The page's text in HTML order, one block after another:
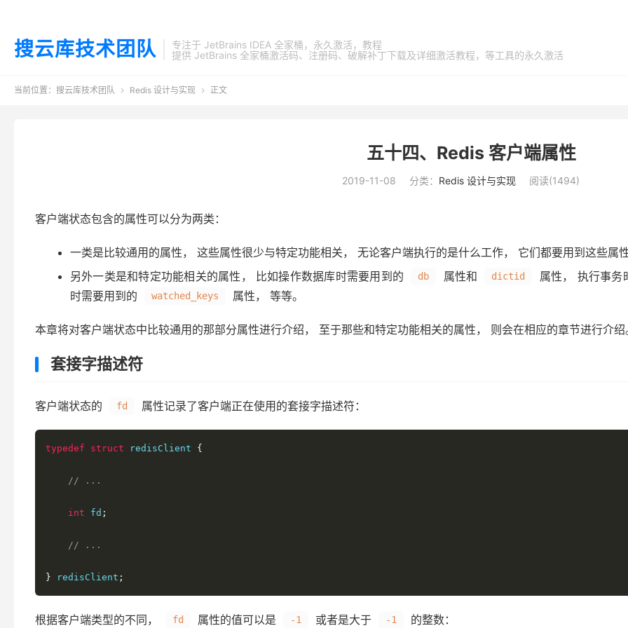
搜云库技术团队
专注于 JetBrains IDEA 全家桶，永久激活，教程
提供 JetBrains 全家桶激活码、注册码、破解补丁下载及详细激活教程，等工具的永久激活
当前位置： 搜云库技术团队  Redis 设计与实现  正文
五十四、Redis 客户端属性
2019-11-08 分类： Redis 设计与实现 阅读(1494)
客户端状态包含的属性可以分为两类：
一类是比较通用的属性， 这些属性很少与特定功能相关， 无论客户端执行的是什么工作， 它们都要用到这些属
另外一类是和特定功能相关的属性， 比如操作数据库时需要用到的
db 属性和 dictid
属性， 执行事
时需要用到的
watched_keys 属性， 等等。
本章将对客户端状态中比较通用的那部分属性进行介绍， 至于那些和特定功能相关的属性， 则会在相应的章节进行介绍
套接字描述符
客户端状态的 fd 属性记录了客户端正在使用的套接字描述符：
typedef struct redisClient {
// ...
int fd ;
// ...
} redisClient ;
根据客户端类型的不同， fd 属性的值可以是 -1 或者是大于 -1 的整数：